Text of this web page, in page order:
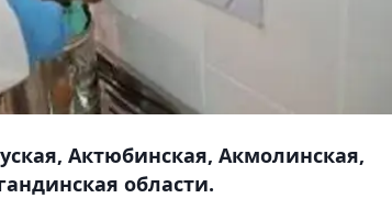
Актюбинская, Акмолинская,
области.